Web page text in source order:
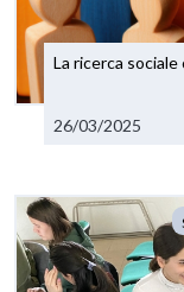
La ricerca
26/03/2025